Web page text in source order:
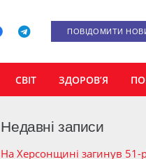
ПОВІДОМИТИ
СВІТ ЗДОРОВ’Я
Недавні записи
На Херсонщині загинув